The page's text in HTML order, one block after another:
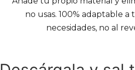
no usas. 100% adaptable a
necesidades, no al